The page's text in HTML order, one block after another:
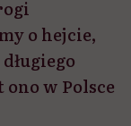
o hejcie,
w Polsce